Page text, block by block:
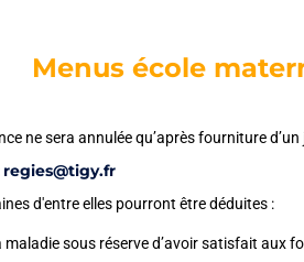
Menus école
ne sera annulée qu’après fourniture
regies@tigy.fr
d'entre elles pourront être déduites :
maladie sous réserve d’avoir satisfait aux